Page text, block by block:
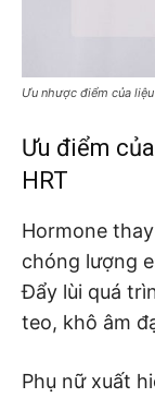
Ưu nhược điểm của
Ưu điểm
HRT
Hormone
chóng lượng
Đẩy lùi quá
teo, khô âm
Phụ nữ xuất